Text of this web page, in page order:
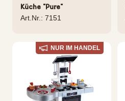
Küche "Pure"
Art.Nr.: 7151
NUR IM HANDEL